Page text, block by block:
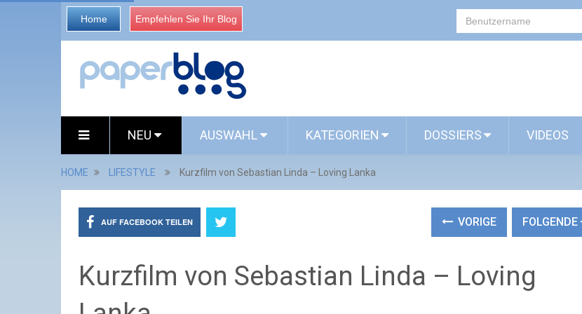
Home Empfehlen Sie Ihr Blog
NEU AUSWAHL KATEGORIEN DOSSIERS VIDEOS
HOME LIFESTYLE Kurzfilm von Sebastian Linda – Loving Lanka
AUF FACEBOOK TEILEN VORIGE FOLGENDE
Kurzfilm von Sebastian Linda – Loving